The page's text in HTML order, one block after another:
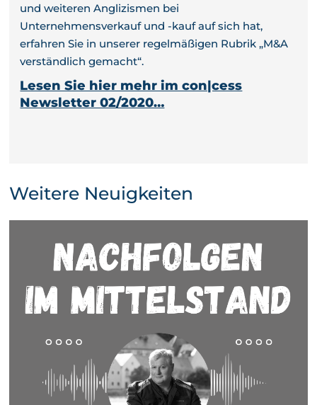
und weiteren Anglizismen bei
Unternehmensverkauf und -kauf auf sich hat,
erfahren Sie in unserer regelmäßigen Rubrik „M&A
verständlich gemacht“.
Lesen Sie hier mehr im con|cess
Newsletter 02/2020…
Weitere Neuigkeiten